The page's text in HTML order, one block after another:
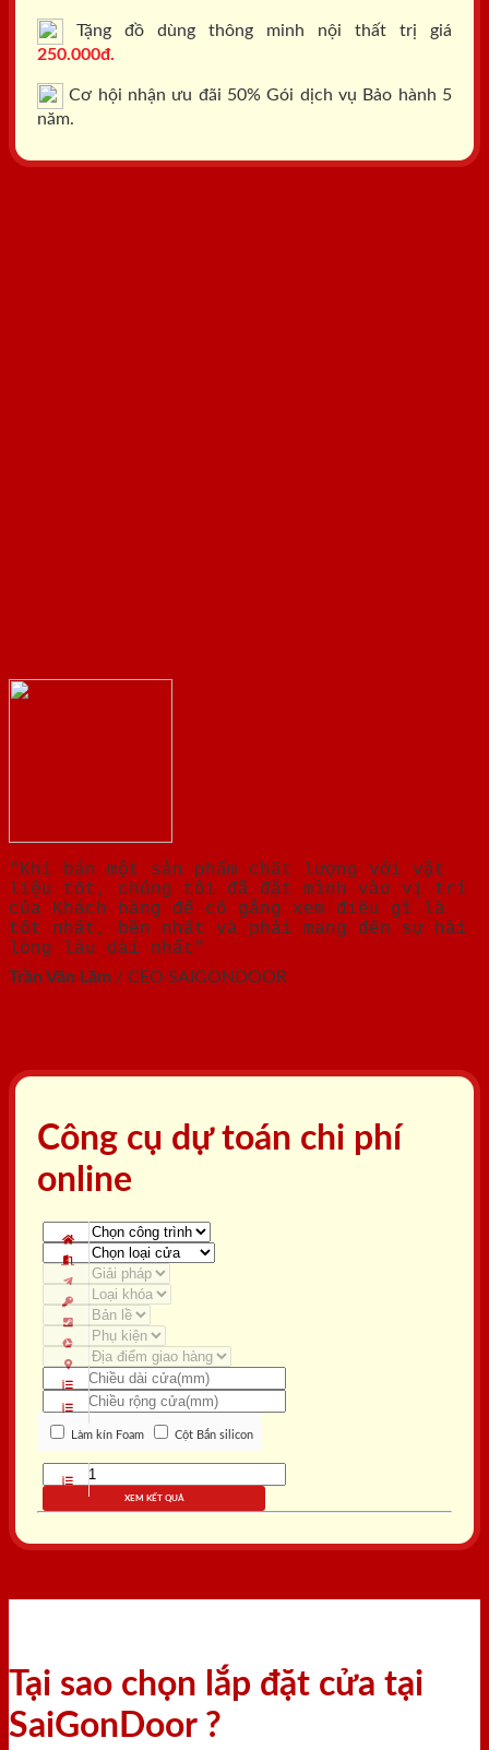
Tặng đồ dùng thông minh nội thất trị giá
250.000đ.
Cơ hội nhận ưu đãi 50% Gói dịch vụ Bảo hành 5
năm.
"Khi bán một sản phẩm chất lượng với vật
liệu tốt, chúng tôi đã đặt mình vào vị trí
của Khách hàng để cố gắng xem điều gì là
tốt nhất, bền nhất và phải mang đến sự hài
lòng lâu dài nhất"
Trần Văn Lãm / CEO SAIGONDOOR
Công cụ dự toán chi phí
online
Làm kín Foam Cột Bắn silicon
XEM KẾT QUẢ
Tại sao chọn lắp đặt cửa tại
SaiGonDoor ?